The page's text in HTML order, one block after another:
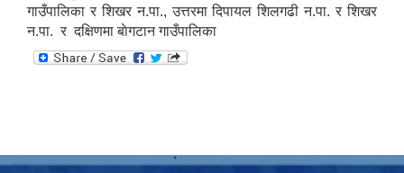
गाउँपालिका र शिखर न.पा., उत्तरमा दिपायल शिलगढी न.पा. र शिखर
न.पा. र दक्षिणमा बाेगटान गाउँपालिका